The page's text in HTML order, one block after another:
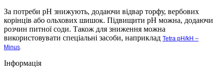
За потреби рН знижують, додаючи відвар торфу, вербових
корінців або ольхових шишок. Підвищити рН можна, додаючи
розчин питної соди. Також для зниження можна
використовувати спеціальні засоби, наприклад Tetra pH/kH –
Minus.
Інформація